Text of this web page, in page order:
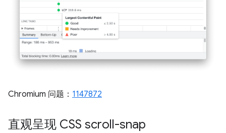
Chromium 问题： 1147872
直观呈现 CSS scroll-snap